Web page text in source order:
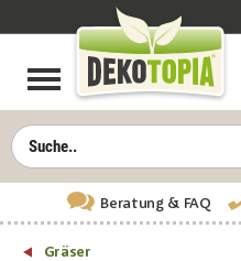
Beratung& FAQ
Gräser